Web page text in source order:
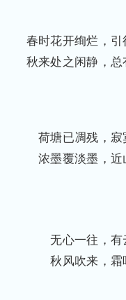
春时花开绚烂，引
秋来处之闲静，总
荷塘已凋残，寂
浓墨覆淡墨，近
无心一往，有
秋风吹来，霜